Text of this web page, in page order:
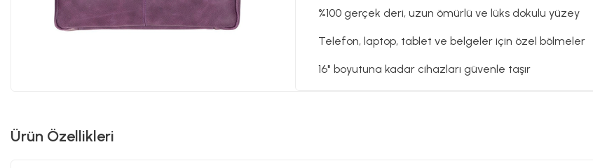
%100 gerçek deri, uzun ömürlü ve lüks dokulu yüzey
Telefon, laptop, tablet ve belgeler için özel bölmeler
16" boyutuna kadar cihazları güvenle taşır
Ürün Özellikleri